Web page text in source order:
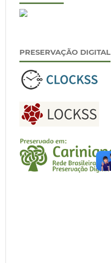
PRESERVAÇÃO DIGITAL